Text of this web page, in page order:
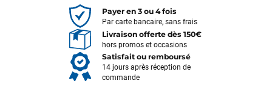
Payer en 3 ou 4 fois
Par carte bancaire, sans frais
Livraison offerte dès 150€
hors promos et occasions
Satisfait ou remboursé
14 jours après réception de
commande